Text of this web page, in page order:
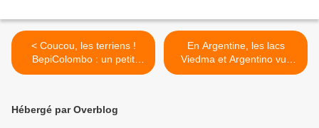
< Coucou, les terriens !
BepiColombo : un petit
selfie en passant…
En Argentine, les lacs
Viedma et Argentino vus
par le satellite Sentinel-2B >
Hébergé par Overblog